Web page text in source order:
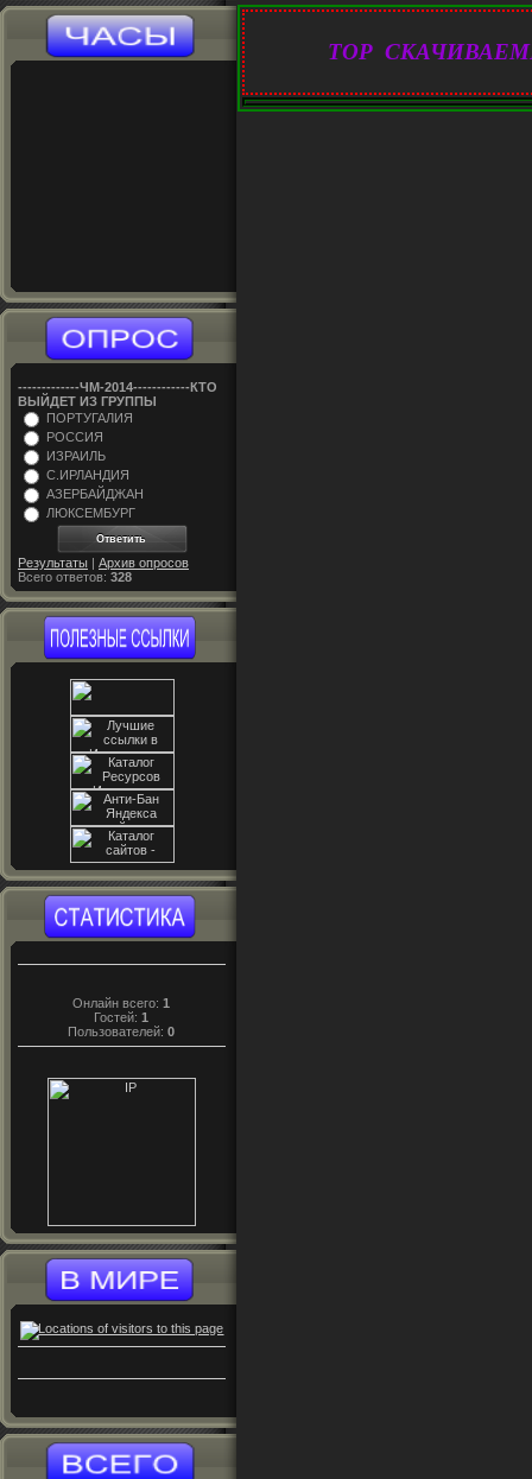
-------------ЧM-2014------------КТО
ВЫЙДЕТ ИЗ ГРУППЫ
ПОРТУГАЛИЯ
РОССИЯ
ИЗРАИЛЬ
С.ИРЛАНДИЯ
АЗЕРБАЙДЖАН
ЛЮКСЕМБУРГ
Результаты | Архив опросов
Всего ответов: 328
Онлайн всего:1
Гостей:1
Пользователей:0
TOP